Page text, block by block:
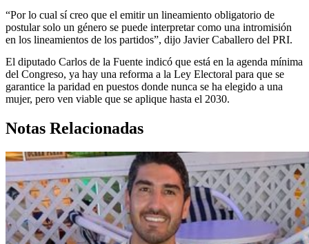
“Por lo cual sí creo que el emitir un lineamiento obligatorio de
postular solo un género se puede interpretar como una intromisión
en los lineamientos de los partidos”, dijo Javier Caballero del PRI.
El diputado Carlos de la Fuente indicó que está en la agenda mínima
del Congreso, ya hay una reforma a la Ley Electoral para que se
garantice la paridad en puestos donde nunca se ha elegido a una
mujer, pero ven viable que se aplique hasta el 2030.
Notas Relacionadas